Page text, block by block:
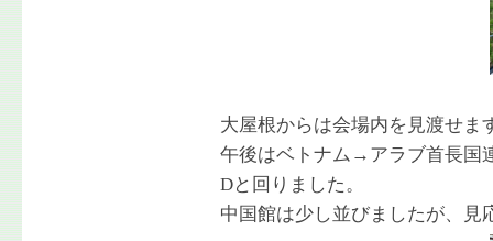
大屋根からは会場内を見渡せま
午後はベトナム→アラブ首長
Dと回りました。
中国館は少し並びましたが、見